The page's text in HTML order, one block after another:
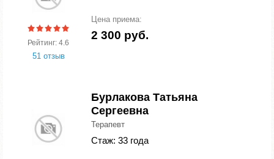
Рейтинг: 4.6
51 отзыв
Цена приема:
2 300 руб.
Бурлакова Татьяна
Сергеевна
Терапевт
Стаж: 33 года